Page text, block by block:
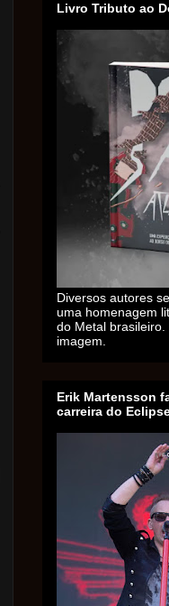
Livro Tributo ao
Diversos autores
uma homenagem
do Metal
imagem.
Erik Martensson
carreira do